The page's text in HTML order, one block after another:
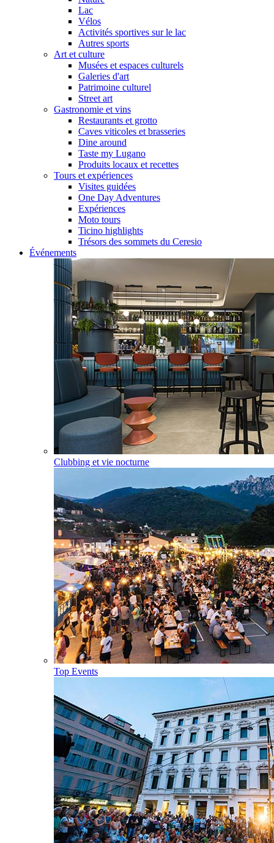
Lac
Vélos
Activités sportives sur le lac
Autres sports
Art et culture
Musées et espaces culturels
Galeries d'art
Patrimoine culturel
Street art
Gastronomie et vins
Restaurants et grotto
Caves viticoles et brasseries
Dine around
Taste my Lugano
Produits locaux et recettes
Tours et expériences
Visites guidées
One Day Adventures
Expériences
Moto tours
Ticino highlights
Trésors des sommets du Ceresio
Événements
Clubbing et vie nocturne
Top Events